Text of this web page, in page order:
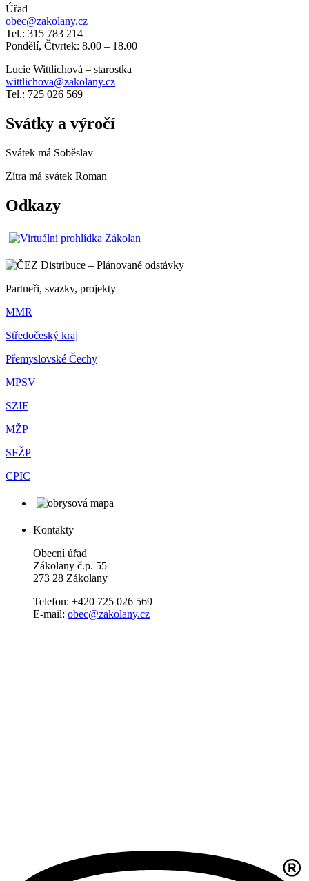
Úřad
obec@zakolany.cz
Tel.: 315 783 214
Pondělí, Čtvrtek: 8.00 – 18.00
Lucie Wittlichová – starostka
wittlichova@zakolany.cz
Tel.: 725 026 569
Svátky a výročí
Svátek má Soběslav
Zítra má svátek Roman
Odkazy
Partneři, svazky, projekty
MMR
Středočeský kraj
Přemyslovské Čechy
MPSV
SZIF
MŽP
SFŽP
CPIC
Kontakty
Obecní úřad
Zákolany č.p. 55
273 28 Zákolany
Telefon: +420 725 026 569
E-mail: obec@zakolany.cz